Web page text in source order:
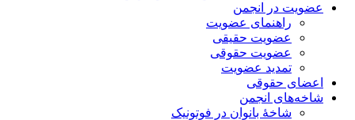
عضویت در انجمن
راهنمای عضویت
عضویت حقیقی
عضویت حقوقی
تمدید عضویت
اعضای حقوقی
شاخه‌های انجمن
شاخۀ بانوان در فوتونیک